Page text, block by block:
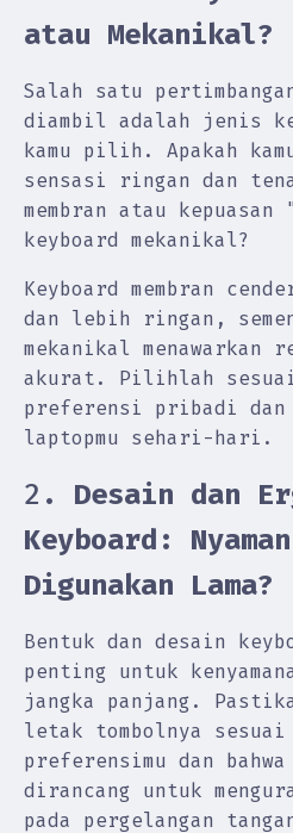
atau Mekanikal?
Salah satu
diambil adalah jenis
kamu pilih. Apakah
sensasi ringan dan
membran atau
keyboard mekanikal?
Keyboard membran
dan lebih ringan,
mekanikal menawarkan
akurat. Pilihlah sesuai
preferensi pribadi dan
laptopmu sehari-hari.
2. Desain dan
Keyboard:
Digunakan Lama?
Bentuk dan desain
penting untuk
jangka panjang.
letak tombolnya sesuai
preferensimu dan
dirancang untuk
pada pergelangan